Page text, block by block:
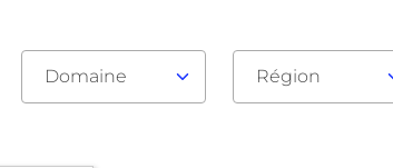
Domaine Région